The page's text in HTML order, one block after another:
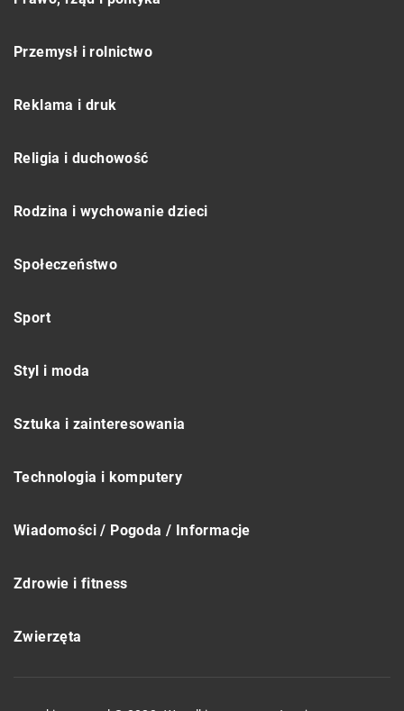
Przemysł i rolnictwo
Reklama i druk
Religia i duchowość
Rodzina i wychowanie dzieci
Społeczeństwo
Sport
Styl i moda
Sztuka i zainteresowania
Technologia i komputery
Wiadomości / Pogoda / Informacje
Zdrowie i fitness
Zwierzęta